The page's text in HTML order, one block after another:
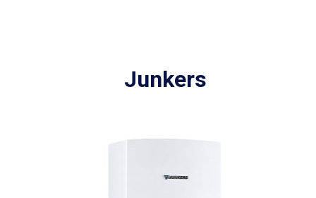
Junkers